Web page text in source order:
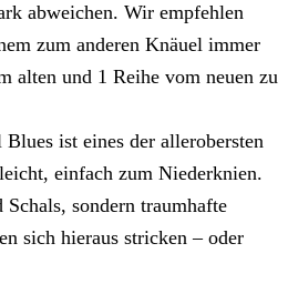
abweichen. Wir empfehlen
zum anderen Knäuel immer
alten und 1 Reihe vom neuen zu
ist eines der allerobersten
einfach zum Niederknien.
sondern traumhafte
sich hieraus stricken – oder